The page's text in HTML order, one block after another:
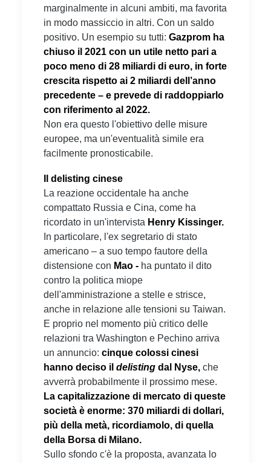
marginalmente in alcuni ambiti, ma favorita
in modo massiccio in altri. Con un saldo
positivo. Un esempio su tutti: Gazprom ha
chiuso il 2021 con un utile netto pari a
poco meno di 28 miliardi di euro, in forte
crescita rispetto ai 2 miliardi dell’anno
precedente – e prevede di raddoppiarlo
con riferimento al 2022.
Non era questo l'obiettivo delle misure
europee, ma un'eventualità simile era
facilmente pronosticabile.
Il delisting cinese
La reazione occidentale ha anche
compattato Russia e Cina, come ha
ricordato in un'intervista Henry Kissinger.
In particolare, l'ex segretario di stato
americano – a suo tempo fautore della
distensione con Mao - ha puntato il dito
contro la politica miope
dell'amministrazione a stelle e strisce,
anche in relazione alle tensioni su Taiwan.
E proprio nel momento più critico delle
relazioni tra Washington e Pechino arriva
un annuncio: cinque colossi cinesi
hanno deciso il delisting dal Nyse, che
avverrà probabilmente il prossimo mese.
La capitalizzazione di mercato di queste
società è enorme: 370 miliardi di dollari,
più della metà, ricordiamolo, di quella
della Borsa di Milano.
Sullo sfondo c'è la proposta, avanzata lo